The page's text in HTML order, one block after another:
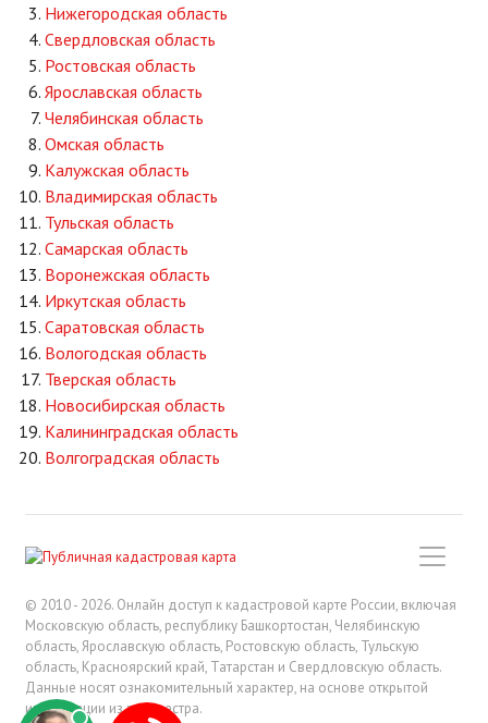
Нижегородская область
Свердловская область
Ростовская область
Ярославская область
Челябинская область
Омская область
Калужская область
Владимирская область
Тульская область
Самарская область
Воронежская область
Иркутская область
Саратовская область
Вологодская область
Тверская область
Новосибирская область
Калининградская область
Волгоградская область
© 2010 - 2026. Онлайн доступ к кадастровой карте России, включая
Московскую область, республику Башкортостан, Челябинскую
область, Ярославскую область, Ростовскую область, Тульскую
область, Красноярский край, Татарстан и Свердловскую область.
Данные носят ознакомительный характер, на основе открытой
информации из росреестра.